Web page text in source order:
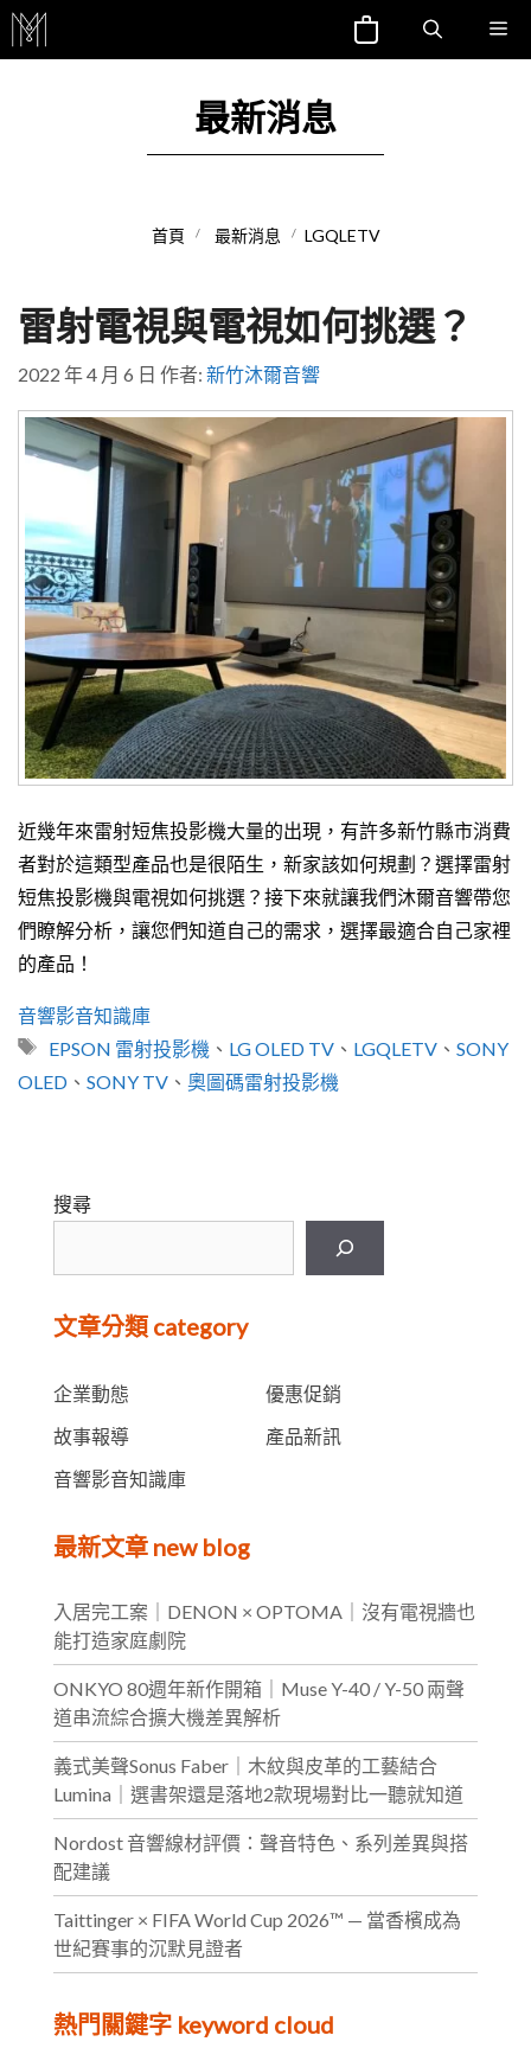
跳
至
最新消息
首頁 最新消息 LGQLETV
雷射電視與電視如何挑選？
2022 年 4 月 6 日 作者: 新竹沐爾音響
近幾年來雷射短焦投影機大量的出現，有許多新竹縣市消費
者對於這類型產品也是很陌生，新家該如何規劃？選擇雷射
短焦投影機與電視如何挑選？接下來就讓我們沐爾音響帶您
們瞭解分析，讓您們知道自己的需求，選擇最適合自己家裡
的產品！
分
類
音響影音知識庫
標
籤
EPSON 雷射投影機 、 LG OLED TV、 LGQLETV、 SONY
OLED 、 SONY TV 、 奧圖碼雷射投影機
搜尋
文章分類 category
企業動態
優惠促銷
故事報導
產品新訊
音響影音知識庫
最新文章 new blog
入居完工案｜DENON × OPTOMA｜沒有電視牆也
能打造家庭劇院
ONKYO 80週年新作開箱｜Muse Y-40 / Y-50 兩聲
道串流綜合擴大機差異解析
義式美聲Sonus Faber｜木紋與皮革的工藝結合
Lumina｜選書架還是落地2款現場對比一聽就知道
Nordost 音響線材評價：聲音特色、系列差異與搭
配建議
Taittinger × FIFA World Cup 2026™ — 當香檳成為
世紀賽事的沉默見證者
熱門關鍵字 keyword cloud